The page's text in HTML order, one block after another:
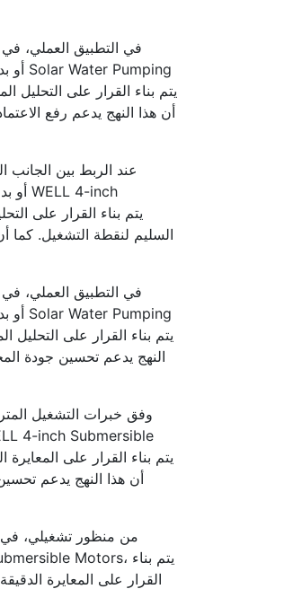
في التطبيق العملي،
أن هذا النهج يدعم رفع
عند الربط بين
السليم لنقطة التشغيل. كما
في التطبيق العملي،
النهج يدعم تحسين جودة
وفق خبرات التشغيل
أن هذا النهج يدعم
من منظور تشغيلي،
القرار على المعايرة